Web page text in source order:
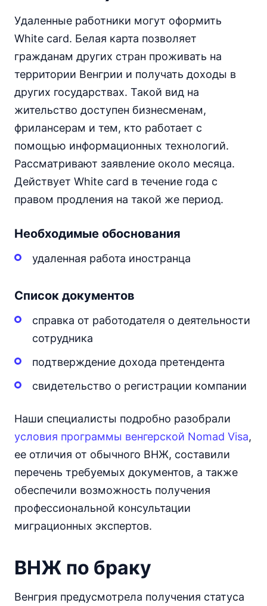
Удаленные работники могут оформить
White card. Белая карта позволяет
гражданам других стран проживать на
территории Венгрии и получать доходы в
других государствах. Такой вид на
жительство доступен бизнесменам,
фрилансерам и тем, кто работает с
помощью информационных технологий.
Рассматривают заявление около месяца.
Действует White card в течение года с
правом продления на такой же период.
Необходимые обоснования
удаленная работа иностранца
Список документов
справка от работодателя о деятельности
сотрудника
подтверждение дохода претендента
свидетельство о регистрации компании
Наши специалисты подробно разобрали
условия программы венгерской Nomad Visa,
ее отличия от обычного ВНЖ, составили
перечень требуемых документов, а также
обеспечили возможность получения
профессиональной консультации
миграционных экспертов.
ВНЖ по браку
Венгрия предусмотрела получения статуса